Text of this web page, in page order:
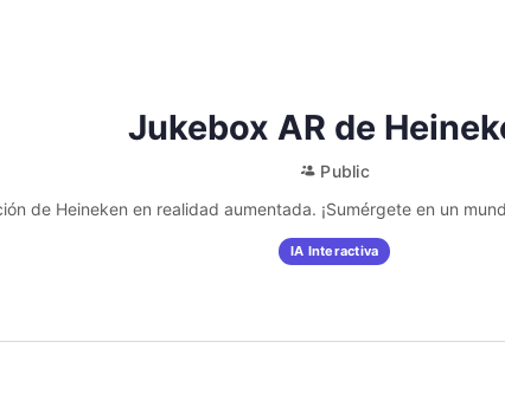
Jukebox AR de
Public
de Heineken en realidad aumentada. ¡Sumérgete en un
IA Interactiva